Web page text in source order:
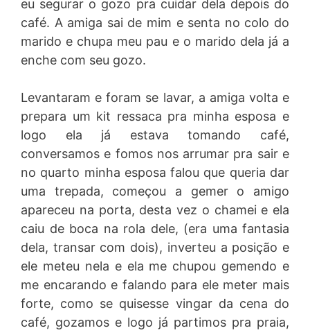
eu segurar o gozo pra cuidar dela depois do
café. A amiga sai de mim e senta no colo do
marido e chupa meu pau e o marido dela já a
enche com seu gozo.
Levantaram e foram se lavar, a amiga volta e
prepara um kit ressaca pra minha esposa e
logo ela já estava tomando café,
conversamos e fomos nos arrumar pra sair e
no quarto minha esposa falou que queria dar
uma trepada, começou a gemer o amigo
apareceu na porta, desta vez o chamei e ela
caiu de boca na rola dele, (era uma fantasia
dela, transar com dois), inverteu a posição e
ele meteu nela e ela me chupou gemendo e
me encarando e falando para ele meter mais
forte, como se quisesse vingar da cena do
café, gozamos e logo já partimos pra praia,